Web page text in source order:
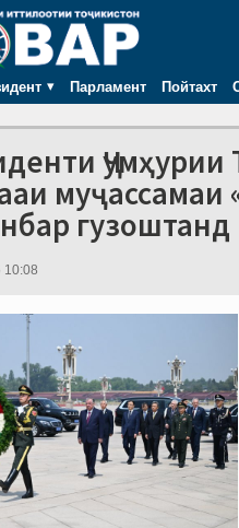
Парламент Пойтахт
гузоштанд
10:08